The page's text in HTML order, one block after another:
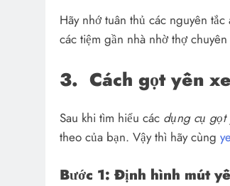
Hãy nhớ tuân thủ các nguyên
các tiệm gần nhà nhờ thợ
3. Cách gọt yên
Sau khi tìm hiểu các dụng cụ gọt
theo của bạn. Vậy thì hãy cùng
Bước 1: Định hình mút